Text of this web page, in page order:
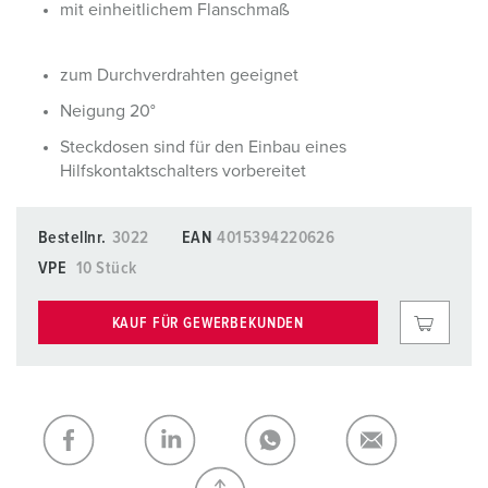
mit einheitlichem Flanschmaß
zum Durchverdrahten geeignet
Neigung 20°
Steckdosen sind für den Einbau eines
Hilfskontaktschalters vorbereitet
Bestellnr. 3022 EAN 4015394220626
VPE
10 Stück
KAUF FÜR GEWERBEKUNDEN